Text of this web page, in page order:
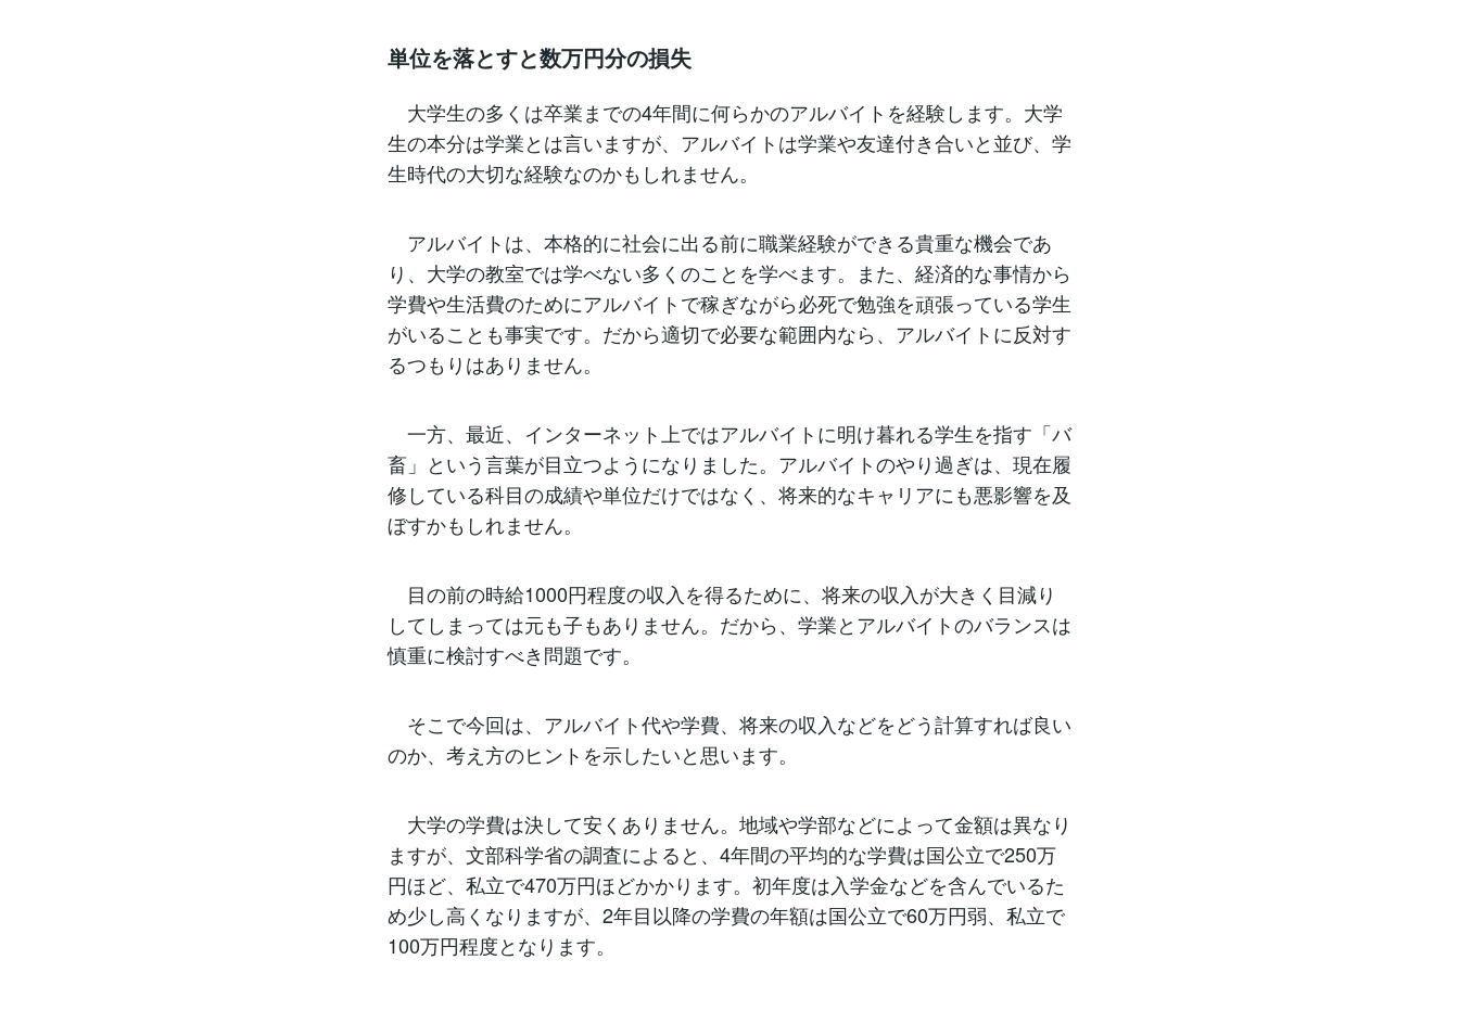
単位を落とすと数万円分の損失
大学生の多くは卒業までの4年間に何らかのアルバイトを経験します。大学
生の本分は学業とは言いますが、アルバイトは学業や友達付き合いと並び、学
生時代の大切な経験なのかもしれません。
アルバイトは、本格的に社会に出る前に職業経験ができる貴重な機会であ
り、大学の教室では学べない多くのことを学べます。また、経済的な事情から
学費や生活費のためにアルバイトで稼ぎながら必死で勉強を頑張っている学生
がいることも事実です。だから適切で必要な範囲内なら、アルバイトに反対す
るつもりはありません。
一方、最近、インターネット上ではアルバイトに明け暮れる学生を指す「バ
畜」という言葉が目立つようになりました。アルバイトのやり過ぎは、現在履
修している科目の成績や単位だけではなく、将来的なキャリアにも悪影響を及
ぼすかもしれません。
目の前の時給1000円程度の収入を得るために、将来の収入が大きく目減り
してしまっては元も子もありません。だから、学業とアルバイトのバランスは
慎重に検討すべき問題です。
そこで今回は、アルバイト代や学費、将来の収入などをどう計算すれば良い
のか、考え方のヒントを示したいと思います。
大学の学費は決して安くありません。地域や学部などによって金額は異なり
ますが、文部科学省の調査によると、4年間の平均的な学費は国公立で250万
円ほど、私立で470万円ほどかかります。初年度は入学金などを含んでいるた
め少し高くなりますが、2年目以降の学費の年額は国公立で60万円弱、私立で
100万円程度となります。